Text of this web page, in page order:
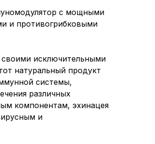
с мощными
и противогрибковыми
своими исключительными
натуральный продукт
системы,
различных
компонентам, эхинацея
и